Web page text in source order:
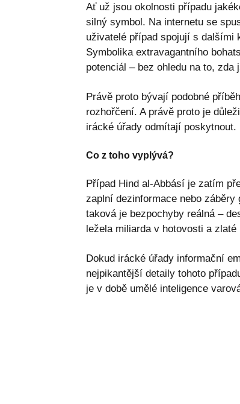
Ať už jsou okolnosti případu
silný symbol. Na internetu se
uživatelé případ spojují s dalšími
Symbolika extravagantního
potenciál – bez ohledu na to,
Právě proto bývají podobné
rozhořčení. A právě proto je
irácké úřady odmítají poskytnout.
Co z toho vyplývá?
Případ Hind al-Abbásí je zatím
zaplní dezinformace nebo
taková je bezpochyby reálná –
ležela miliarda v hotovosti a
Dokud irácké úřady informační
nejpikantější detaily tohoto
je v době umělé inteligence